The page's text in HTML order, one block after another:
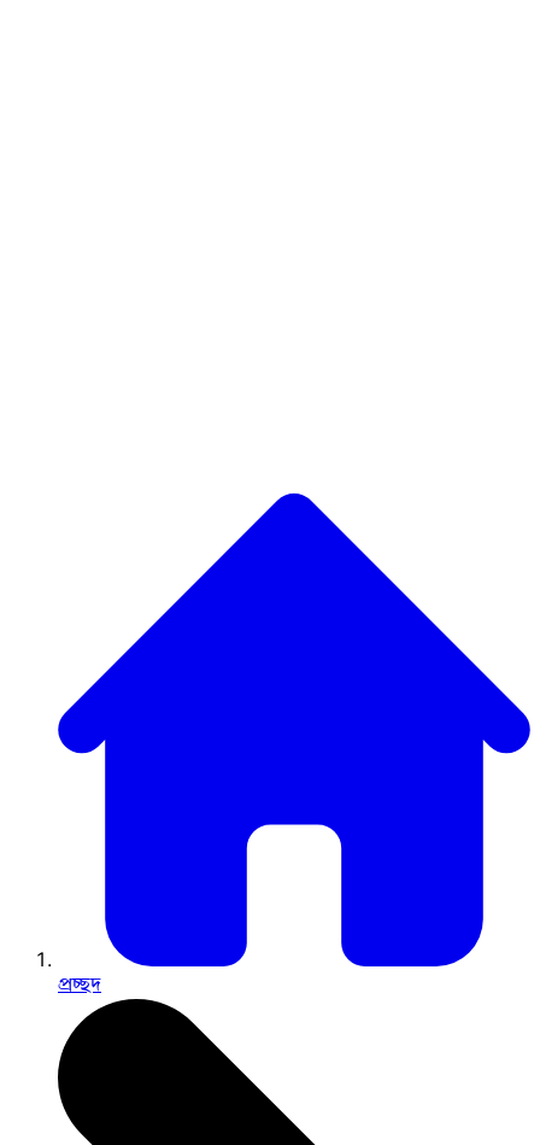
প্রচ্ছদ